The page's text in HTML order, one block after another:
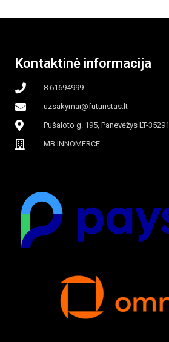
Kontaktinė informacija
8 61694999
uzsakymai@futuristas.lt
Pušaloto g. 195, Panevėžys LT-35291
MB INNOMERCE